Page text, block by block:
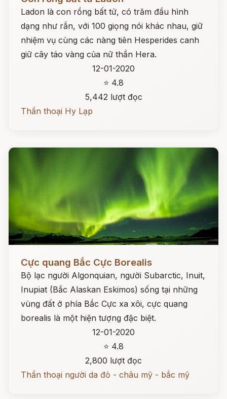
Ladon là con rồng bất tử, có trăm đầu hình
dạng như rắn, với 100 giọng nói khác nhau, giữ
nhiệm vụ cùng các nàng tiên Hesperides canh
giữ cây táo vàng của nữ thần Hera.
12-01-2020
⭐ 4.8
5,442 lượt đọc
Thần thoại Hy Lạp
Cực quang Bắc Cực Borealis
Bộ lạc người Algonquian, người Subarctic, Inuit,
Inupiat (Bắc Alaskan Eskimos) sống tại những
vùng đất ở phía Bắc Cực xa xôi, cực quang
borealis là một hiện tượng đặc biệt.
12-01-2020
⭐ 4.8
2,800 lượt đọc
Thần thoại người da đỏ - châu mỹ - bắc mỹ